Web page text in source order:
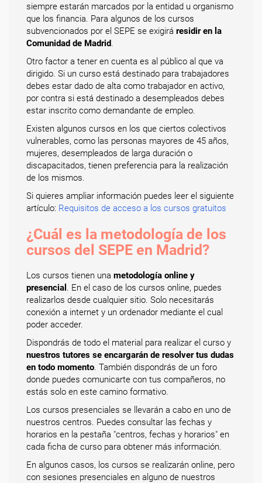
siempre estarán marcados por la entidad u organismo
que los financia. Para algunos de los cursos
subvencionados por el SEPE se exigirá residir en la
Comunidad de Madrid
Otro factor a tener en cuenta es al público al que va
dirigido. Si un curso está destinado para trabajadores
debes estar dado de alta como trabajador en activo,
por contra si está destinado a desempleados debes
estar inscrito como demandante de empleo.
Existen algunos cursos en los que ciertos colectivos
vulnerables, como las personas mayores de 45 años,
mujeres, desempleados de larga duración o
discapacitados, tienen preferencia para la realización
de los mismos.
Si quieres ampliar información puedes leer el siguiente
artículo: Requisitos de acceso a los cursos gratuitos
¿Cuál es la metodología de los
cursos del SEPE en Madrid?
Los cursos tienen una metodología online y
presencial
. En el caso de los cursos online, puedes
realizarlos desde cualquier sitio. Solo necesitarás
conexión a internet y un ordenador mediante el cual
poder acceder.
Dispondrás de todo el material para realizar el curso y
nuestros tutores se encargarán de resolver tus dudas
en todo momento . También dispondrás de un foro
donde puedes comunicarte con tus compañeros, no
estás solo en este camino formativo.
Los cursos presenciales se llevarán a cabo en uno de
nuestros centros. Puedes consultar las fechas y
horarios en la pestaña "centros, fechas y horarios" en
cada ficha de curso para obtener más información.
En algunos casos, los cursos se realizarán online, pero
con sesiones presenciales en alguno de nuestros